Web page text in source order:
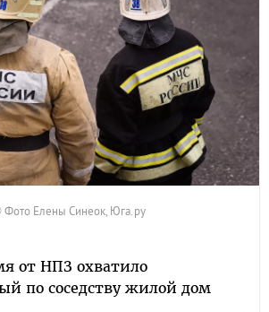
Елены Синеок, Юга.ру
от НПЗ охватило
по соседству жилой дом